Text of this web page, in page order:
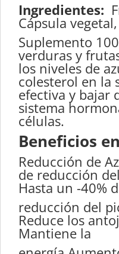
Ingredientes:
Cápsula vegetal,
Suplemento
verduras y
los niveles de
colesterol en la
efectiva y bajar
sistema
células.
Beneficios
Reducción de
de reducción
Hasta un -40%
reducción del
Reduce los
Mantiene la